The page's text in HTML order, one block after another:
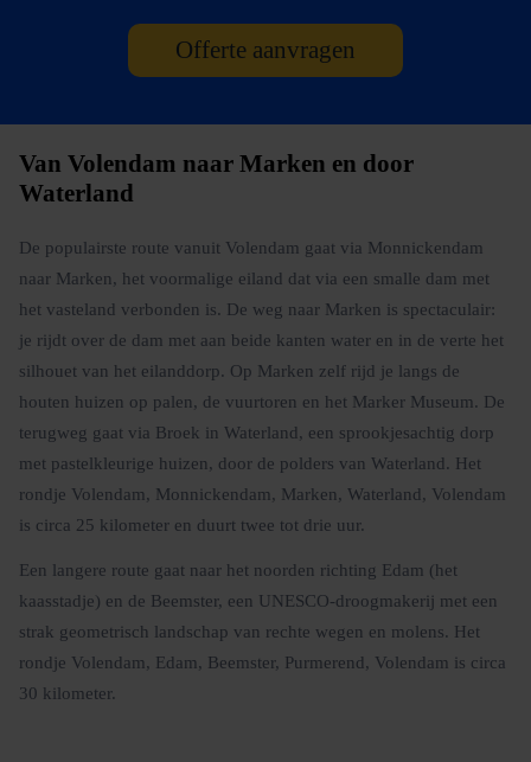
Offerte aanvragen
Van Volendam naar Marken en door
Waterland
De populairste route vanuit Volendam gaat via Monnickendam
naar Marken, het voormalige eiland dat via een smalle dam met
het vasteland verbonden is. De weg naar Marken is spectaculair:
je rijdt over de dam met aan beide kanten water en in de verte het
silhouet van het eilanddorp. Op Marken zelf rijd je langs de
houten huizen op palen, de vuurtoren en het Marker Museum. De
terugweg gaat via Broek in Waterland, een sprookjesachtig dorp
met pastelkleurige huizen, door de polders van Waterland. Het
rondje Volendam, Monnickendam, Marken, Waterland, Volendam
is circa 25 kilometer en duurt twee tot drie uur.
Een langere route gaat naar het noorden richting Edam (het
kaasstadje) en de Beemster, een UNESCO-droogmakerij met een
strak geometrisch landschap van rechte wegen en molens. Het
rondje Volendam, Edam, Beemster, Purmerend, Volendam is circa
30 kilometer.